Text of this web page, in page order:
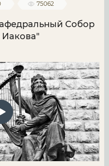
75062
Собор
Иакова"